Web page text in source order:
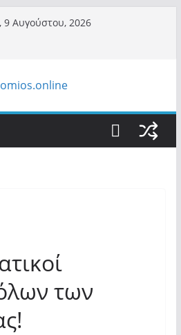
9 Αυγούστου, 2026
των